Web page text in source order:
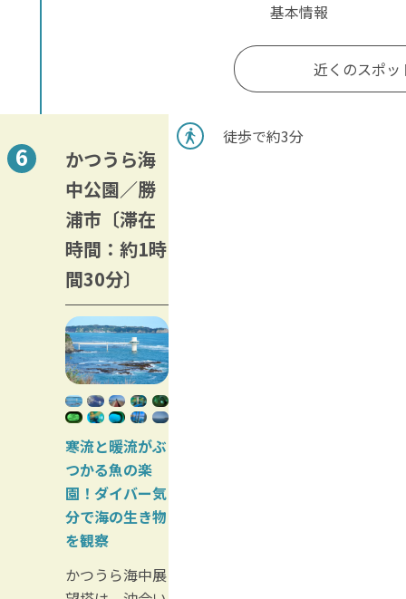
基本情報
近くのスポッ
かつうら海
中公園／勝
浦市〔滞在
時間：約1時
間30分〕
寒流と暖流がぶ
つかる魚の楽
園！ダイバー気
分で海の生き物
を観察
かつうら海中展
徒歩で約3分